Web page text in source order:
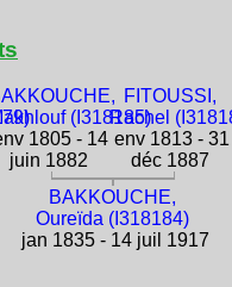
(I318185)
1805 - 14
juin 1882
FITOUSSI,
Rachel
env 1813 - 31
déc 1887
BAKKOUCHE,
Oureïda (I318184)
jan 1835 - 14 juil 1917